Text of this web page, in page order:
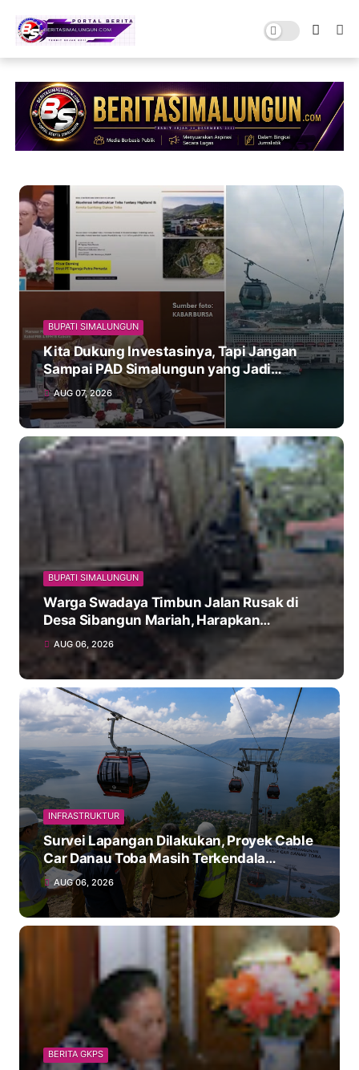
BUPATI SIMALUNGUN
Kita Dukung Investasinya, Tapi Jangan
Sampai PAD Simalungun yang Jadi
Korban
AUG 07, 2026
BUPATI SIMALUNGUN
Warga Swadaya Timbun Jalan Rusak di
Desa Sibangun Mariah, Harapkan
Penanganan Permanen dari Pemerintah
AUG 06, 2026
INFRASTRUKTUR
Survei Lapangan Dilakukan, Proyek Cable
Car Danau Toba Masih Terkendala
Pembebasan BPHTB di Sebagian Lahan
AUG 06, 2026
BERITA GKPS